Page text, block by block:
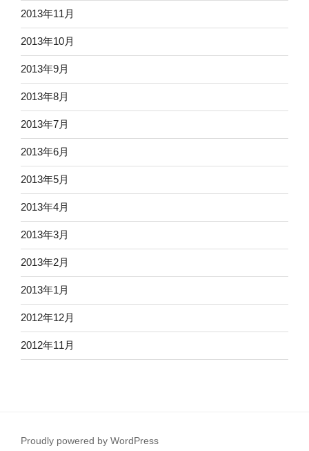
2013年11月
2013年10月
2013年9月
2013年8月
2013年7月
2013年6月
2013年5月
2013年4月
2013年3月
2013年2月
2013年1月
2012年12月
2012年11月
Proudly powered by WordPress